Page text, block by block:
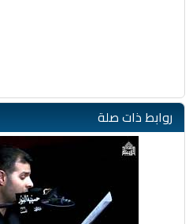
روابط ذات صلة